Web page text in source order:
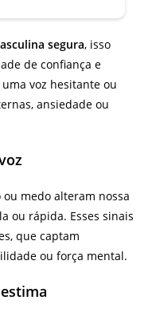
segura, isso
de confiança e
voz hesitante ou
ansiedade ou
ou medo alteram nossa
ou rápida. Esses sinais
que captam
ou força mental.